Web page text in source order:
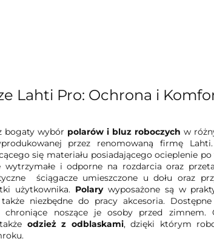
Lahti Pro: Ochrona i
bogaty wybór polarów i bluz roboczych w
przez renomowaną firmę
się materiału posiadającego ocieplenie
i odporne na rozdarcia oraz
ściągacze umieszczone u dołu oraz
użytkownika. Polarywyposażone są w
niezbędne do pracy akcesoria.
chroniące noszące je osoby przed
odzież z odblaskami, dzięki którym